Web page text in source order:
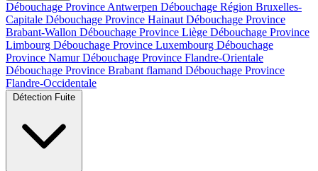
Débouchage Province Antwerpen Débouchage Région Bruxelles-
Capitale Débouchage Province Hainaut Débouchage Province
Brabant-Wallon Débouchage Province Liège Débouchage Province
Limbourg Débouchage Province Luxembourg Débouchage
Province NamurDébouchage Province Flandre-Orientale
Débouchage Province Brabant flamand Débouchage Province
Flandre-Occidentale